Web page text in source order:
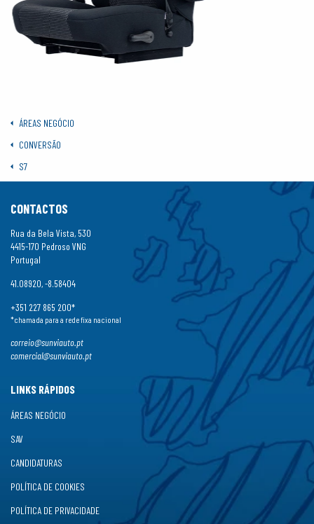
ÁREAS NEGÓCIO
CONVERSÃO
S7
CONTACTOS
Rua da Bela Vista, 530
4415-170 Pedroso VNG
Portugal
41.08920, -8.58404
+351 227 865 200*
*chamada para a rede fixa nacional
correio@sunviauto.pt
comercial@sunviauto.pt
LINKS RÁPIDOS
ÁREAS NEGÓCIO
SAV
CANDIDATURAS
POLÍTICA DE COOKIES
POLÍTICA DE PRIVACIDADE